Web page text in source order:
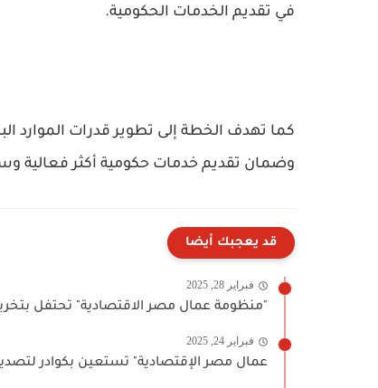
في تقديم الخدمات الحكومية.
كما تهدف الخطة إلى تطوير قدرات الموارد
وضمان تقديم خدمات حكومية أكثر فعالية
قد يعجبك أيضا
فبراير 28, 2025
"منظومة عمال مصر الاقتصادية" تحتفل
فبراير 24, 2025
عمال مصر الإقتصادية" تستعين بكوادر